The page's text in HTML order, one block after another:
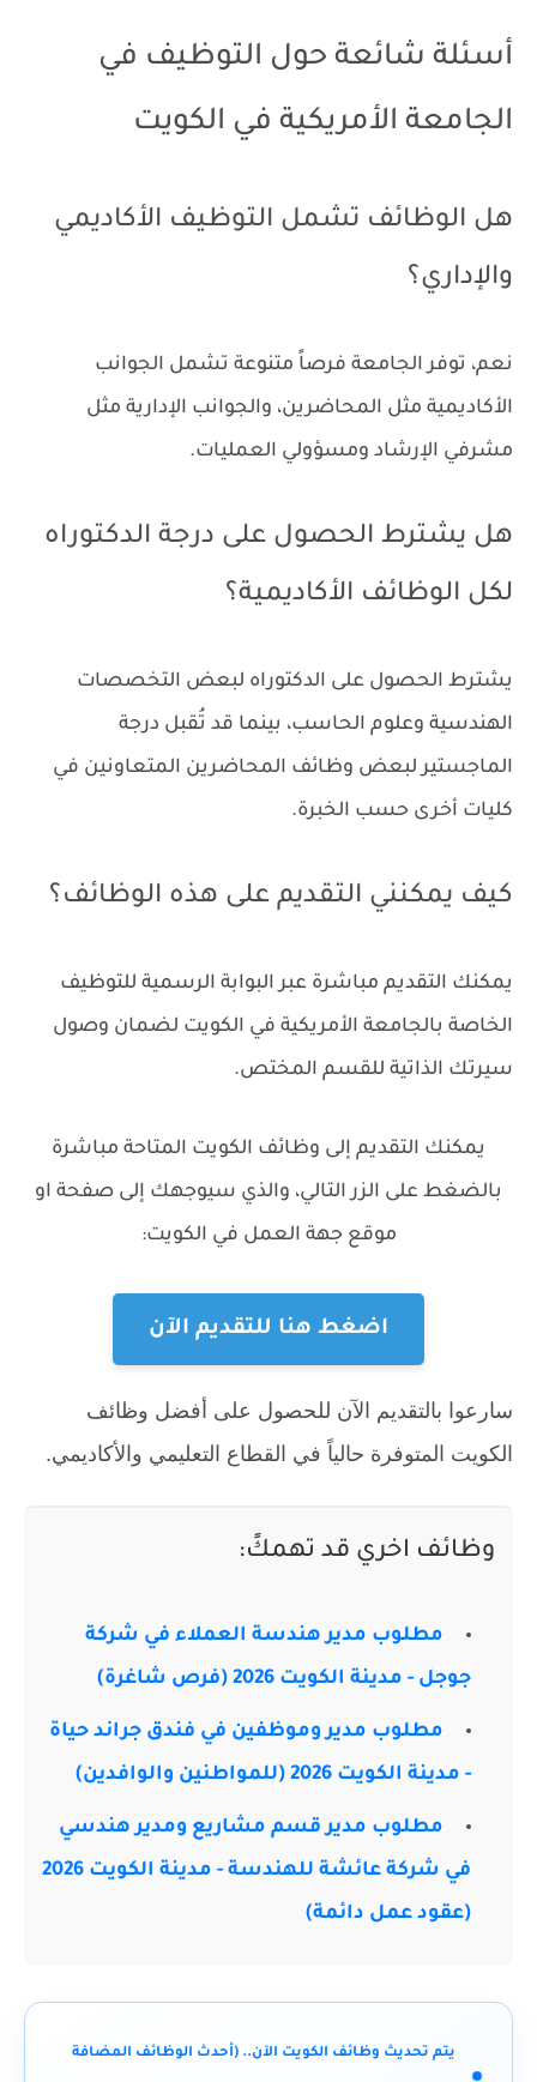
أسئلة شائعة حول التوظيف في
الجامعة الأمريكية في الكويت
هل الوظائف تشمل التوظيف الأكاديمي
والإداري؟
نعم، توفر الجامعة فرصاً متنوعة تشمل الجوانب
الأكاديمية مثل المحاضرين، والجوانب الإدارية مثل
مشرفي الإرشاد ومسؤولي العمليات.
هل يشترط الحصول على درجة الدكتوراه
لكل الوظائف الأكاديمية؟
يشترط الحصول على الدكتوراه لبعض التخصصات
الهندسية وعلوم الحاسب، بينما قد تُقبل درجة
الماجستير لبعض وظائف المحاضرين المتعاونين في
كليات أخرى حسب الخبرة.
كيف يمكنني التقديم على هذه الوظائف؟
يمكنك التقديم مباشرة عبر البوابة الرسمية للتوظيف
الخاصة بالجامعة الأمريكية في الكويت لضمان وصول
سيرتك الذاتية للقسم المختص.
يمكنك التقديم إلى وظائف الكويت المتاحة مباشرة
بالضغط على الزر التالي، والذي سيوجهك إلى صفحة او
موقع جهة العمل في الكويت:
اضغط هنا للتقديم الآن
سارعوا بالتقديم الآن للحصول على أفضل وظائف
الكويت المتوفرة حالياً في القطاع التعليمي والأكاديمي.
وظائف اخري قد تهمكً:
مطلوب مدير هندسة العملاء في شركة
جوجل - مدينة الكويت 2026 (فرص شاغرة)
مطلوب مدير وموظفين في فندق جراند حياة
- مدينة الكويت 2026 (للمواطنين والوافدين)
مطلوب مدير قسم مشاريع ومدير هندسي
في شركة عائشة للهندسة - مدينة الكويت 2026
(عقود عمل دائمة)
يتم تحديث وظائف الكويت الآن.. (أحدث الوظائف المضافة